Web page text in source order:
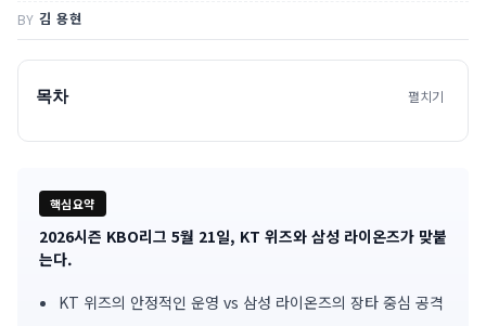
BY 김 용현
목차 펼치기
핵심요약
기
2026시즌 KBO리그 5월 21일, KT 위즈와 삼성 라이온즈가 맞붙
는다.
KT 위즈의 안정적인 운영 vs 삼성 라이온즈의 장타 중심 공격